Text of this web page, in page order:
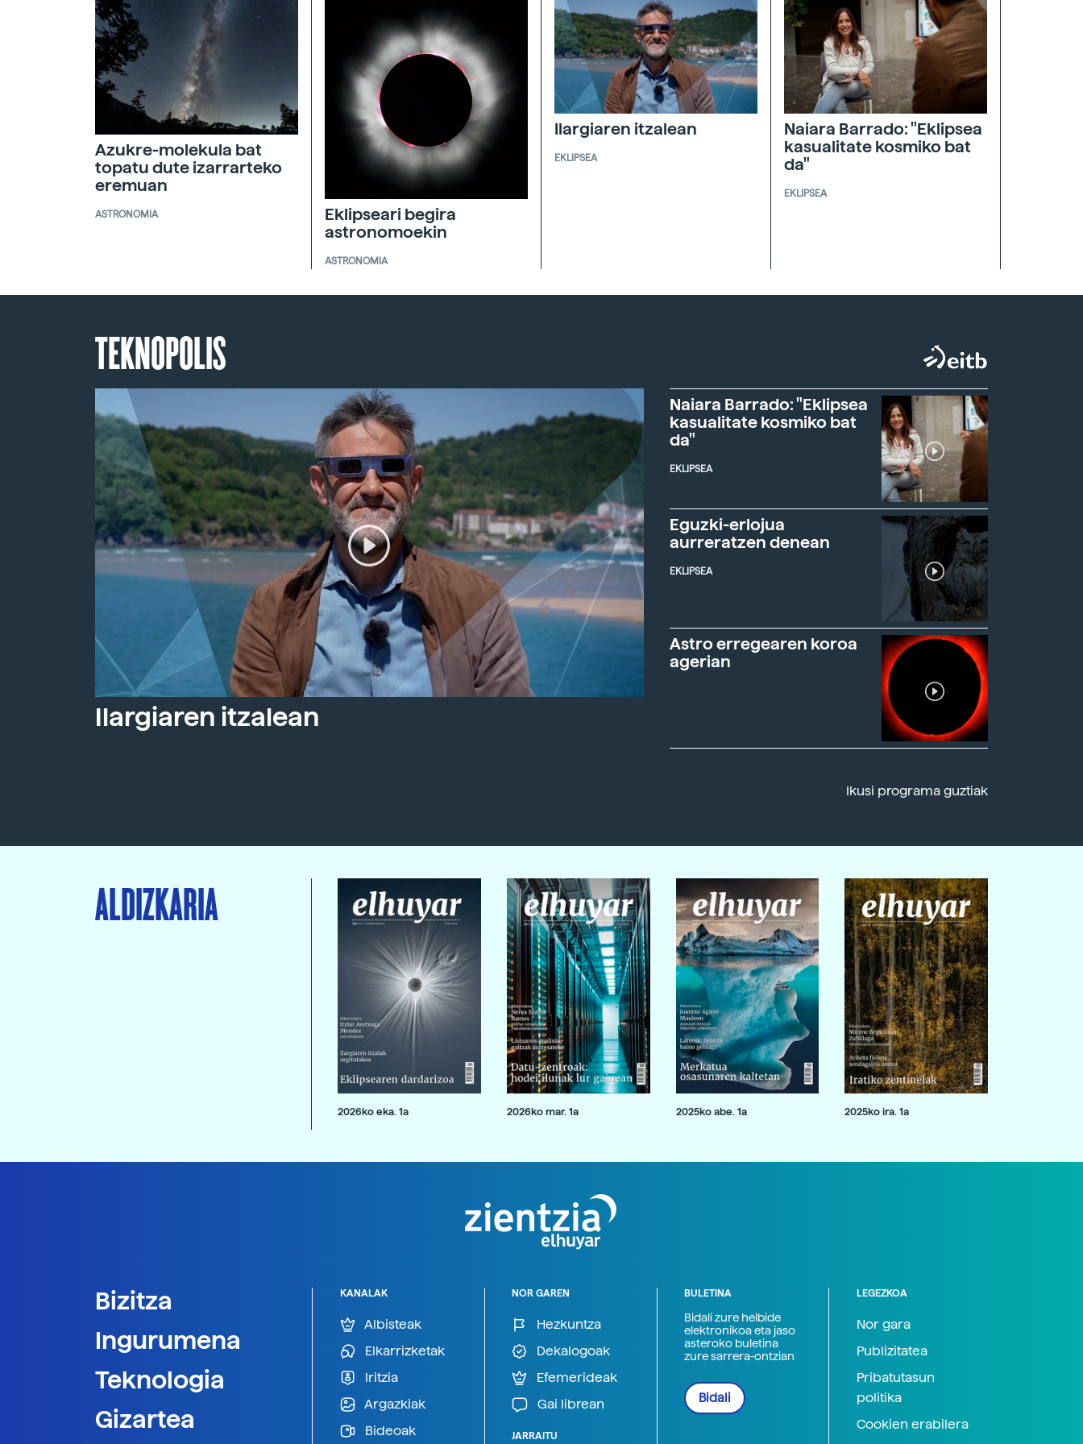
Azukre-molekula bat
topatu dute izarrarteko
eremuan
ASTRONOMIA
Eklipseari begira
astronomoekin
ASTRONOMIA
Ilargiaren itzalean
EKLIPSEA
Naiara Barrado: "Eklipsea
kasualitate kosmiko bat
da"
EKLIPSEA
TEKNOPOLIS
Ilargiaren itzalean
Naiara Barrado: "Eklipsea
kasualitate kosmiko bat
da"
EKLIPSEA
Eguzki-erlojua
aurreratzen denean
EKLIPSEA
Astro erregearen koroa
agerian
Ikusi programa guztiak
ALDIZKARIA
2026ko eka. 1a 2026ko mar. 1a 2025ko abe. 1a 2025ko ira. 1a
Bizitza
Ingurumena
Teknologia
Gizartea
KANALAK
Albisteak
Elkarrizketak
Iritzia
Argazkiak
Bideoak
NOR GAREN
Hezkuntza
Dekalogoak
Efemerideak
Gai librean
JARRAITU
BULETINA
Bidali zure helbide
elektronikoa eta jaso
asteroko buletina
zure sarrera-ontzian
Bidali
LEGEZKOA
Nor gara
Publizitatea
Pribatutasun
politika
Cookien erabilera